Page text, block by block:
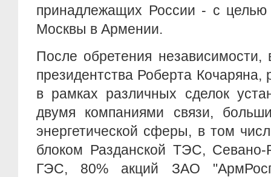
принадлежащих России - с целью
Москвы в Армении.
После обретения
президентства Роберта Кочаряна,
в рамках различных сделок
двумя компаниями связи,
энергетической сферы, в том
блоком Разданской ТЭС, Севано-
ГЭС, 80% акций ЗАО